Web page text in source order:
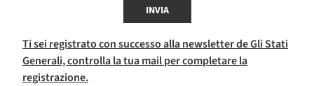
INVIA
Ti sei registrato con successo alla newsletter de Gli Stati
Generali, controlla la tua mail per completare la
registrazione.